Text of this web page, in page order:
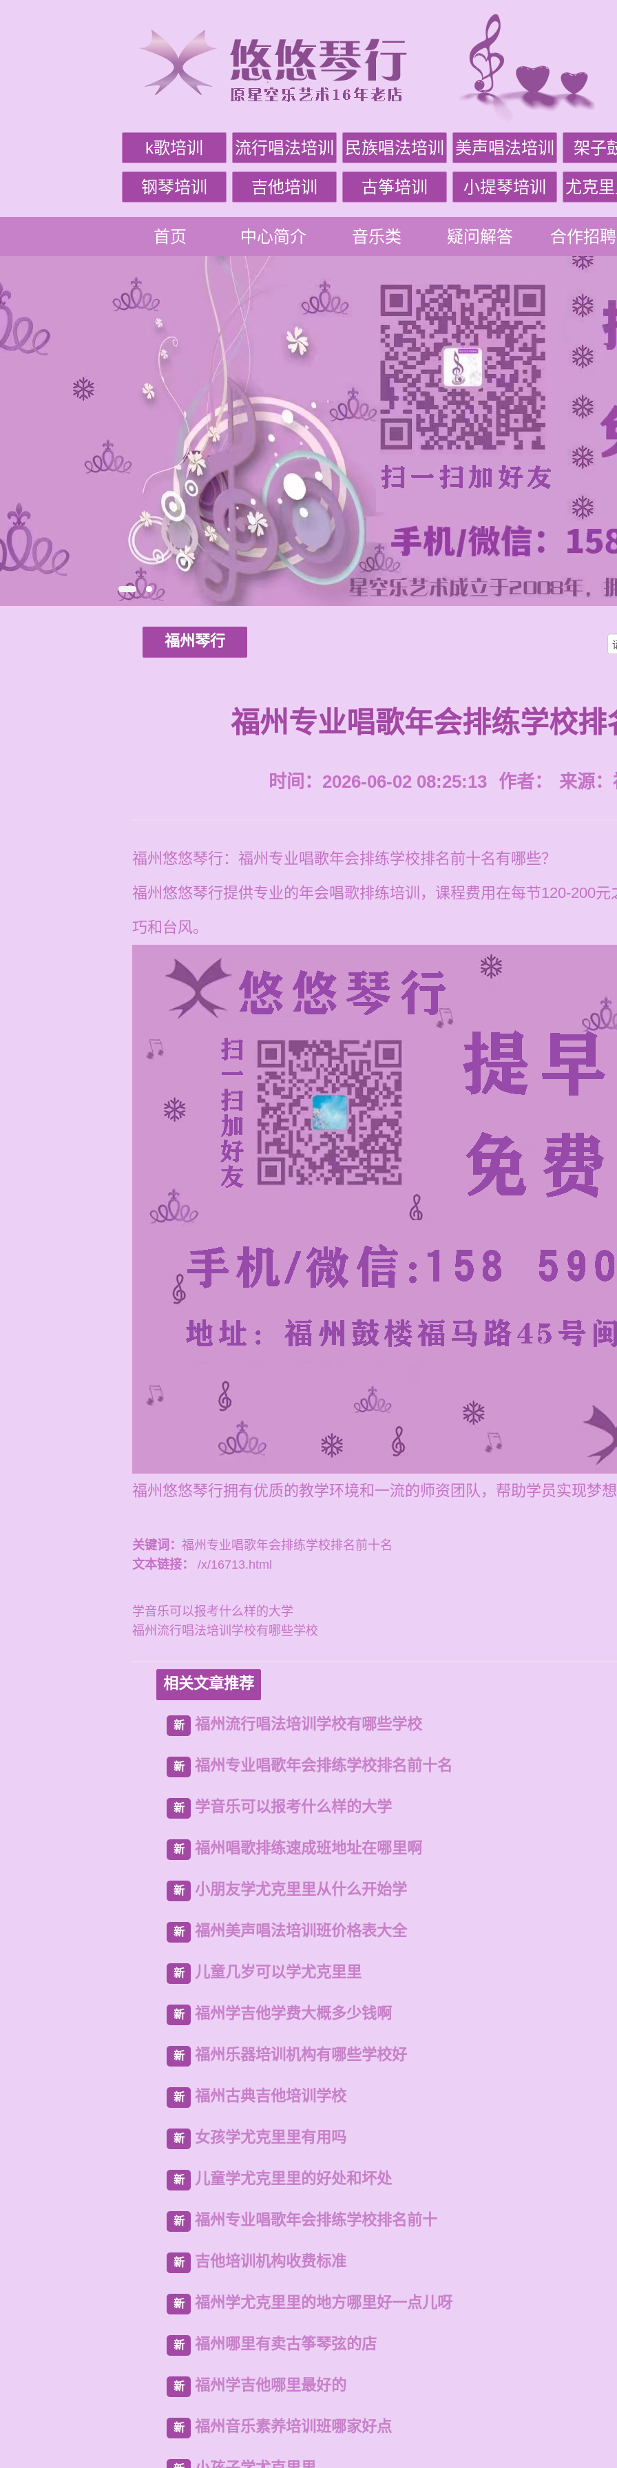
k歌培训 流行唱法培训 民族唱法培训 美声唱法培训 架子
钢琴培训 吉他培训 古筝培训 小提琴培训 尤克
首页 中心简介 音乐类 疑问解答 合作招聘
福州琴行
福州专业唱歌年会排练学校排
时间：2026-06-02 08:25:13 作者： 来源：
福州悠悠琴行：福州专业唱歌年会排练学校排名前十名有哪些？
福州悠悠琴行提供专业的年会唱歌排练培训，课程费用在每节120-200
巧和台风。
福州悠悠琴行拥有优质的教学环境和一流的师资团队，帮助学员实现梦
关键词： 福州专业唱歌年会排练学校排名前十名
文本链接：
/x/16713.html
学音乐可以报考什么样的大学
福州流行唱法培训学校有哪些学校
相关文章推荐
新 福州流行唱法培训学校有哪些学校
新 福州专业唱歌年会排练学校排名前十名
新 学音乐可以报考什么样的大学
新 福州唱歌排练速成班地址在哪里啊
新 小朋友学尤克里里从什么开始学
新 福州美声唱法培训班价格表大全
新 儿童几岁可以学尤克里里
新 福州学吉他学费大概多少钱啊
新 福州乐器培训机构有哪些学校好
新 福州古典吉他培训学校
新 女孩学尤克里里有用吗
新 儿童学尤克里里的好处和坏处
新 福州专业唱歌年会排练学校排名前十
新 吉他培训机构收费标准
新 福州学尤克里里的地方哪里好一点儿呀
新 福州哪里有卖古筝琴弦的店
新 福州学吉他哪里最好的
新 福州音乐素养培训班哪家好点